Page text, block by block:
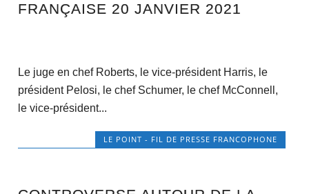
FRANÇAISE 20 JANVIER 2021
Le juge en chef Roberts, le vice-président Harris, le
président Pelosi, le chef Schumer, le chef McConnell,
le vice-président...
LE POINT - FIL DE PRESSE FRANCOPHONE